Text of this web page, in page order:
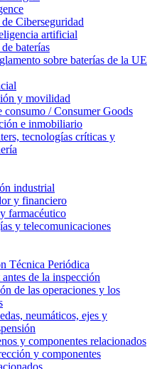
Ciberseguridad
artificial
baterías
sobre baterías de la UE
y movilidad
consumo / Consumer Goods
e inmobiliario
tecnologías críticas y
industrial
y financiero
farmacéutico
y telecomunicaciones
Técnica Periódica
de la inspección
de las operaciones y los
neumáticos, ejes y
y componentes relacionados
y componentes